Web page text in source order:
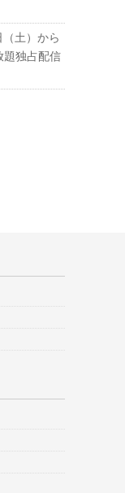
土）から
題独占配信